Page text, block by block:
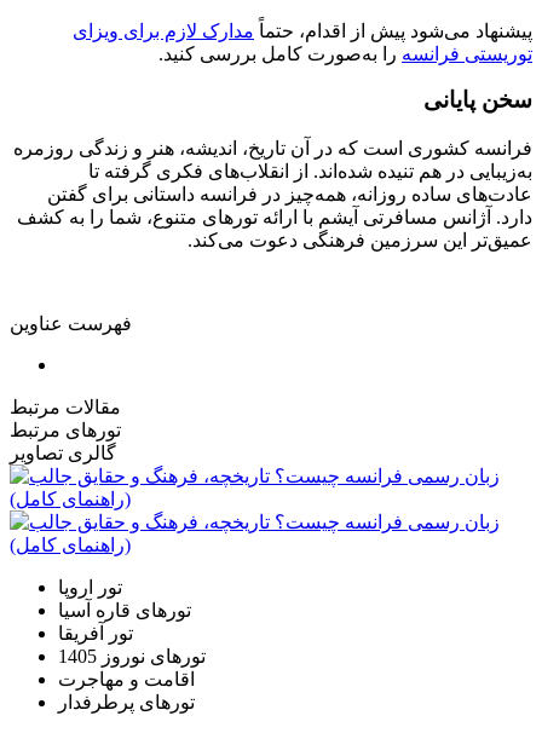
پیشنهاد می‌شود پیش از اقدام، حتماً مدارک لازم برای ویزای
توریستی فرانسه را به‌صورت کامل بررسی کنید.
سخن پایانی
فرانسه کشوری است که در آن تاریخ، اندیشه، هنر و زندگی روزمره
به‌زیبایی در هم تنیده شده‌اند. از انقلاب‌های فکری گرفته تا
عادت‌های ساده روزانه، همه‌چیز در فرانسه داستانی برای گفتن
دارد. آژانس مسافرتی آیشم با ارائه تورهای متنوع، شما را به کشف
عمیق‌تر این سرزمین فرهنگی دعوت می‌کند.
فهرست عناوین
مقالات مرتبط
تورهای مرتبط
گالری تصاویر
تور اروپا
تورهای قاره آسیا
تور آفریقا
تورهای نوروز 1405
اقامت و مهاجرت
تورهای پرطرفدار